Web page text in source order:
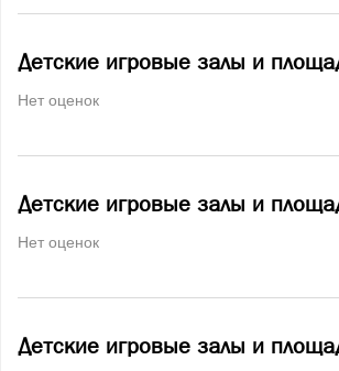
Детские игровые залы и
Нет оценок
Детские игровые залы и
Нет оценок
Детские игровые залы и